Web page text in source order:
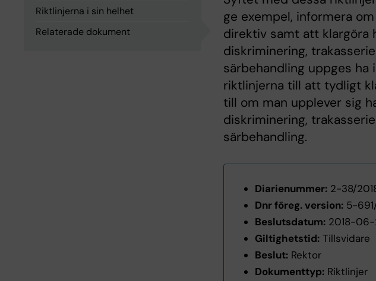
Riktlinjerna i sin helhet
Relaterade dokument
ge exempel, informera
direktiv samt att klargöra
diskriminering,
särbehandling uppges
riktlinjerna till att tydligt
till om man upplever sig
diskriminering,
särbehandling.
Diarienummer: 2-38/
Dnr föreg. version: 5-
Beslutsdatum: 2018-
Giltighetstid: Tillsvidare
Beslut: Rektor
Dokumenttyp: Riktlinjer